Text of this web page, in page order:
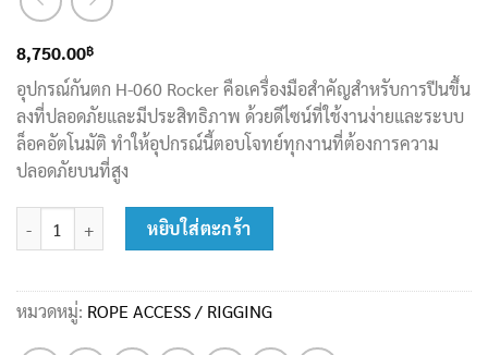
8,750.00฿
อุปกรณ์กันตก H-060 Rocker คือเครื่องมือสำคัญสำหรับการปีนขึ้น
ลงที่ปลอดภัยและมีประสิทธิภาพ ด้วยดีไซน์ที่ใช้งานง่ายและระบบ
ล็อคอัตโนมัติ ทำให้อุปกรณ์นี้ตอบโจทย์ทุกงานที่ต้องการความ
ปลอดภัยบนที่สูง
จำนวน อุปกรณ์กันตกสำหรับขึ้น-ลง รุ่น H-060 Rocker ชิ้น
หยิบใส่ตะกร้า
หมวดหมู่: ROPE ACCESS / RIGGING